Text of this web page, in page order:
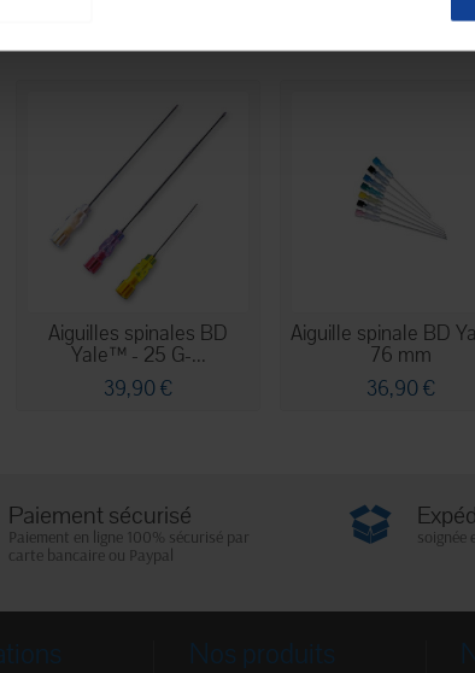
autres produits dans la même
Aiguilles spinales BD
Yale™ - 25 G-...
39,90 €
Aiguille spinale BD
76 mm
36,90 €
Paiement sécurisé
Paiement en ligne 100% sécurisé par
carte bancaire ou Paypal
soignée
Nos produits